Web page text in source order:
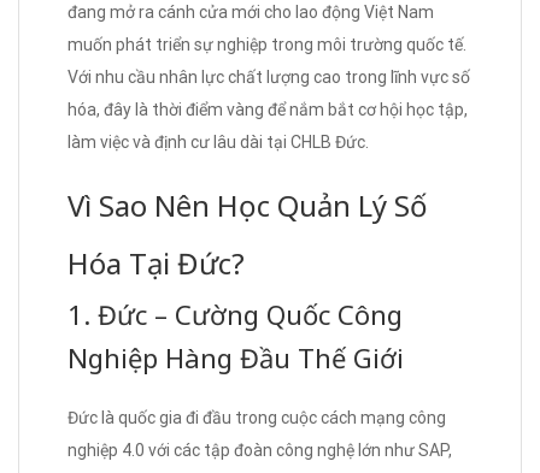
đang mở ra cánh cửa mới cho lao động Việt Nam
muốn phát triển sự nghiệp trong môi trường quốc tế.
Với nhu cầu nhân lực chất lượng cao trong lĩnh vực số
hóa, đây là thời điểm vàng để nắm bắt cơ hội học tập,
làm việc và định cư lâu dài tại CHLB Đức.
Vì Sao Nên Học Quản Lý Số
Hóa Tại Đức?
1. Đức – Cường Quốc Công
Nghiệp Hàng Đầu Thế Giới
Đức là quốc gia đi đầu trong cuộc cách mạng công
nghiệp 4.0 với các tập đoàn công nghệ lớn như SAP,